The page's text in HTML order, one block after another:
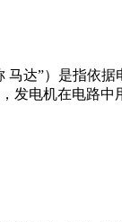
马达”）是指
发电机在电路